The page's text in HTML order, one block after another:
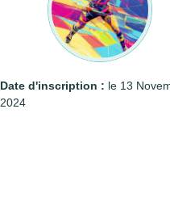
Date d'inscription : le 13
2024